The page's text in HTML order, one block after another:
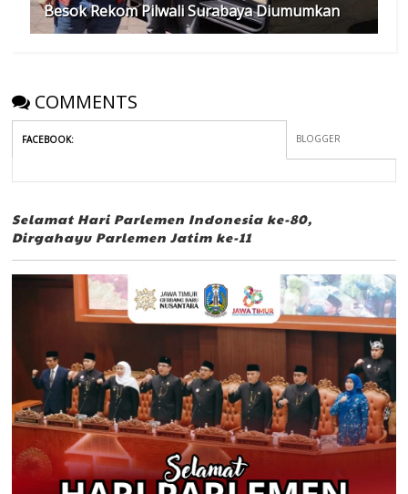
Besok Rekom Pilwali Surabaya Diumumkan
COMMENTS
FACEBOOK: BLOGGER
Selamat Hari Parlemen Indonesia ke-80,
Dirgahayu Parlemen Jatim ke-11